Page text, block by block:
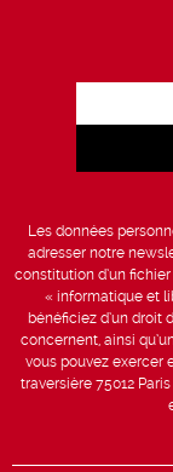
Les données
adresser notre
constitution d’un
« informatique et
bénéficiez d’un droit
concernent, ainsi
vous pouvez exercer
traversière 75012